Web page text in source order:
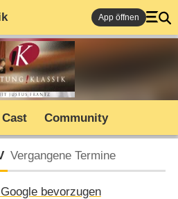
App öffnen
Cast Community
Vergangene Termine
bevorzugen